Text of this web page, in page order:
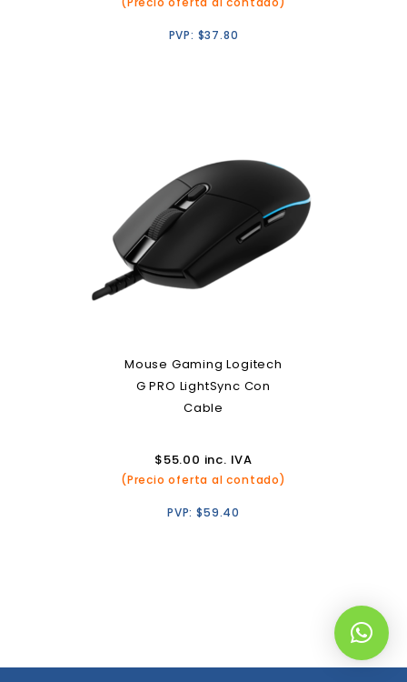
PVP: $37.80
Mouse Gaming Logitech
G PRO LightSync Con
Cable
$55.00 inc. IVA
(Precio oferta al contado)
PVP:$59.40